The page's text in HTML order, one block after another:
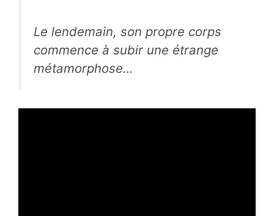
Le lendemain, son propre corps
commence à subir une étrange
métamorphose…